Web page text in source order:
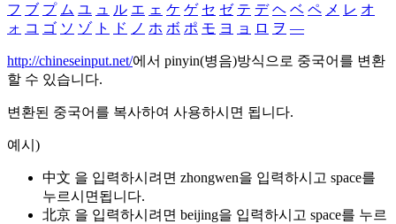
フ ブ プ ム ユ ュ ル エ ェ ケ ゲ セ ゼ テ デ ヘ ベ ペ メ レ オ
ォ コ ゴ ソ ゾ ト ド ノ ホ ボ ポ モ ヨ ョ ロ ヲ ―
http://chineseinput.net/에서 pinyin(병음)방식으로 중국어를 변환
할 수 있습니다.
변환된 중국어를 복사하여 사용하시면 됩니다.
예시)
中文 을 입력하시려면 zhongwen을 입력하시고 space를
누르시면됩니다.
北京 을 입력하시려면 beijing을 입력하시고 space를 누르